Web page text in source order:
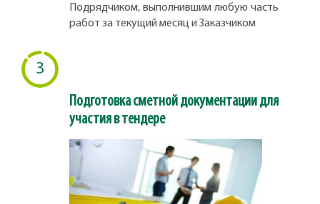
Подрядчиком, выполнившим любую часть
работ за текущий месяц и Заказчиком
3
Подготовка сметной документации для
участия в тендере